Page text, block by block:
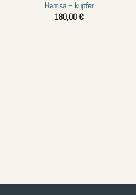
Hamsa – kupfer
180,00€